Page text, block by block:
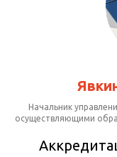
Начальник
осуществляющими